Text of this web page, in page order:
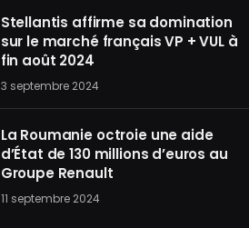
Stellantis affirme sa domination
sur le marché français VP + VUL à
fin août 2024
3 septembre 2024
La Roumanie octroie une aide
d’État de 130 millions d’euros au
Groupe Renault
11 septembre 2024